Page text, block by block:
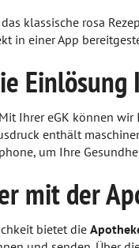
klassische rosa
in einer App
Einlösung
Ihrer eGK können
enthält
um Ihre
mit der
bietet die